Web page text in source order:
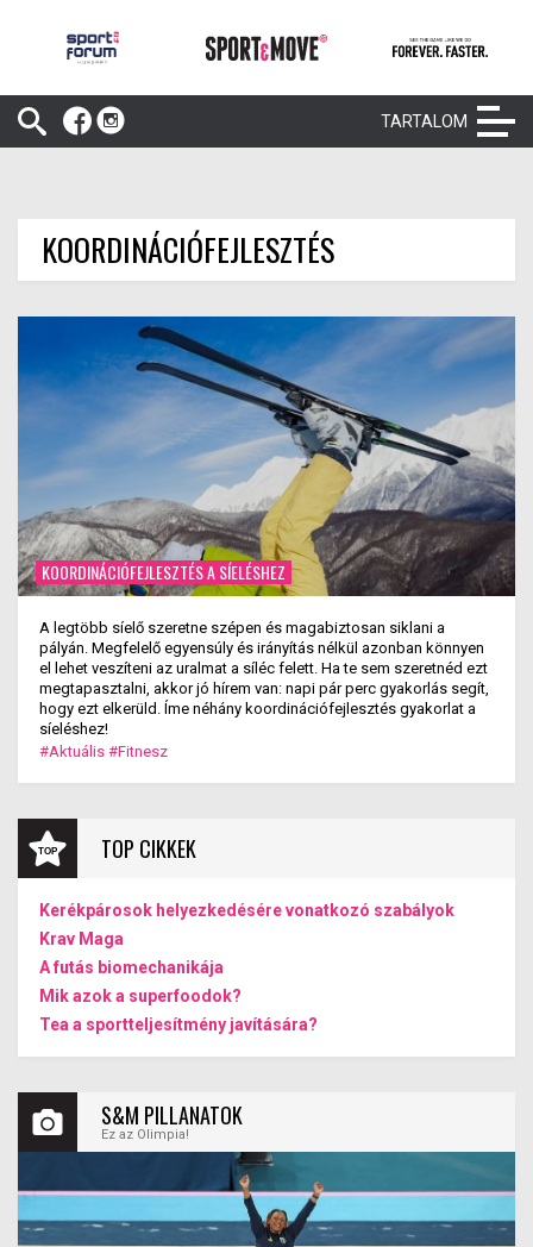
TARTALOM
KOORDINÁCIÓFEJLESZTÉS
KOORDINÁCIÓFEJLESZTÉS A SÍELÉSHEZ
A legtöbb síelő szeretne szépen és magabiztosan siklani a
pályán. Megfelelő egyensúly és irányítás nélkül azonban könnyen
el lehet veszíteni az uralmat a síléc felett. Ha te sem szeretnéd ezt
megtapasztalni, akkor jó hírem van: napi pár perc gyakorlás segít,
hogy ezt elkerüld. Íme néhány koordinációfejlesztés gyakorlat a
síeléshez!
#Aktuális #Fitnesz
TOP CIKKEK
Kerékpárosok helyezkedésére vonatkozó szabályok
Krav Maga
A futás biomechanikája
Mik azok a superfoodok?
Tea a sportteljesítmény javítására?
S&M PILLANATOK
Ez az Olimpia!